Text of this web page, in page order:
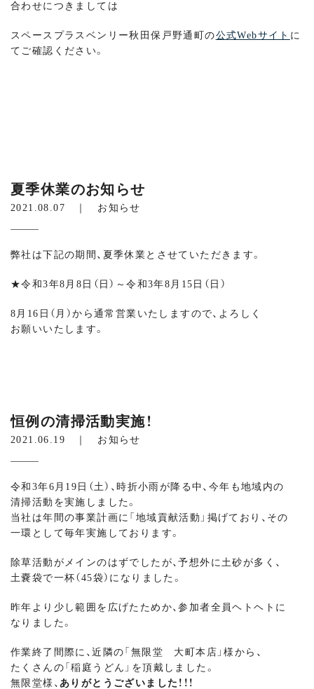
合わせにつきましては
スペースプラスベンリー秋田保戸野通町の公式Webサイト に
てご確認ください。
夏季休業のお知らせ
2021.08.07 ｜ お知らせ
弊社は下記の期間、夏季休業とさせていただきます。
★令和3年8月8日（日）～令和3年8月15日（日）
8月16日（月）から通常営業いたしますので、よろしく
お願いいたします。
恒例の清掃活動実施！
2021.06.19 ｜ お知らせ
令和3年6月19日（土）、時折小雨が降る中、今年も地域内の
清掃活動を実施しました。
当社は年間の事業計画に「地域貢献活動」掲げており、その
一環として毎年実施しております。
除草活動がメインのはずでしたが、予想外に土砂が多く、
土嚢袋で一杯（45袋）になりました。
昨年より少し範囲を広げたためか、参加者全員ヘトヘトに
なりました。
作業終了間際に、近隣の「無限堂 大町本店」様から、
たくさんの「稲庭うどん」を頂戴しました。
無限堂様、 ありがとうございました！！！